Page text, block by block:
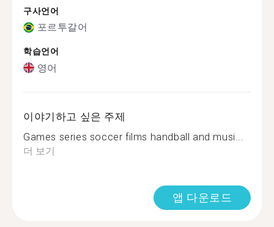
구사언어
포르투갈어
학습언어
영어
이야기하고 싶은 주제
Games series soccer films handball and musi...
더 보기
앱 다운로드